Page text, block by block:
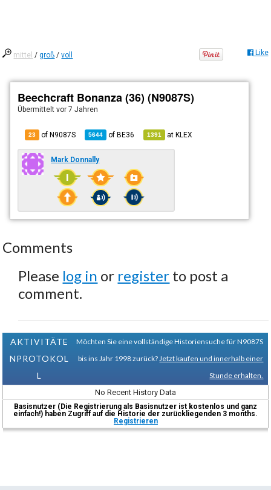
mittel /groß /voll Like
Beechcraft Bonanza (36) (N9087S)
Übermitteltvor 7 Jahren
23 of N9087S 5644 ofBE36 1391 atKLEX
Mark Donnally
Comments
Please log in or register to post a
comment.
AKTIVITÄTE
NPROTOKOL
L
Möchten Sie eine vollständige Historiensuche für N9087S
bis ins Jahr 1998 zurück? Jetzt kaufen und innerhalb einer
Stunde erhalten.
No Recent History Data
Basisnutzer (Die Registrierung als Basisnutzer ist kostenlos und ganz
einfach!) haben Zugriff auf die Historie der zurückliegenden 3 months.
Registrieren